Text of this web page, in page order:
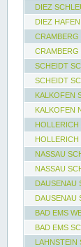
DIEZ
DIEZ HAFEN
CRAMBERG
CRAMBERG
SCHEIDT
SCHEIDT
KALKOFEN
KALKOFEN
HOLLERICH
HOLLERICH
NASSAU
NASSAU
DAUSENAU
DAUSENAU
BAD EMS
BAD EMS
LAHNSTEIN